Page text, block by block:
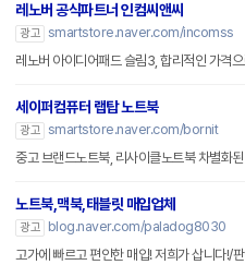
레노버 공식파트너 인컴씨앤씨
광고 smartstore.naver.com/incomss
레노버 아이디어패드 슬림3, 합리적인 가격
세이퍼컴퓨터 랩탑 노트북
광고 smartstore.naver.com/bornit
중고 브랜드노트북, 리사이클노트북 차별화
노트북,맥북,태블릿 매입업체
광고
blog.naver.com/paladog8030
고가에 빠르고 편안한 매입! 저희가 삽니다!/